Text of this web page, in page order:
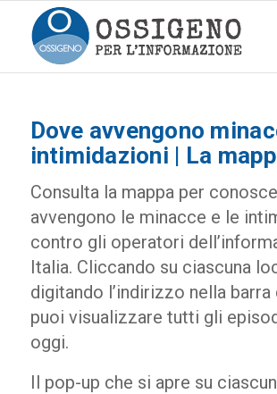
Dove avvengono
intimidazioni | La
Consulta la mappa per
avvengono le minacce e le
contro gli operatori
Italia. Cliccando su ciascuna
digitando l’indirizzo nella
puoi visualizzare tutti gli
oggi.
Il pop-up che si apre su